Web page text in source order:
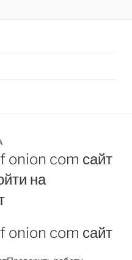
onion com сайт
на
onion com сайт